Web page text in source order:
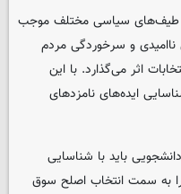
طیف‌های سیاسی مختلف موجب
و سرخوردگی مردم
اثر می‌گذارد. با این
ایده‌های نامزدهای
باید با شناسایی
به سمت انتخاب اصلح سوق